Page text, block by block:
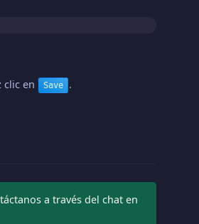
clic en Save .
a través del chat en